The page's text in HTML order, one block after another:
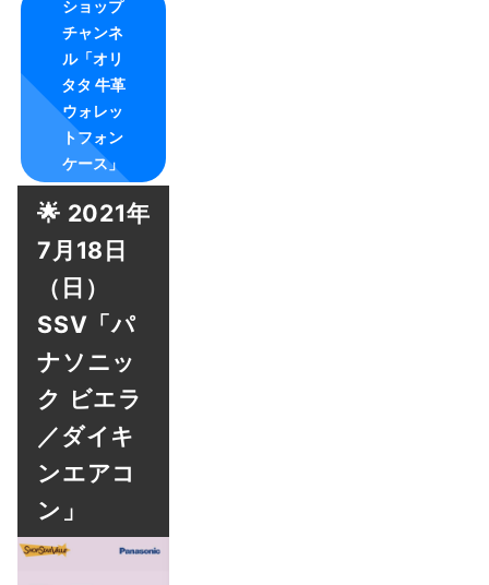
ショップ
チャンネ
ル「オリ
タタ 牛革
ウォレッ
トフォン
ケース」
🌟 2021年
7月18日
（日）
SSV「パ
ナソニッ
ク ビエラ
／ダイキ
ンエアコ
ン」